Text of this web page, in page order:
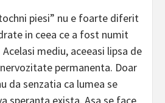
piesi” nu e foarte diferit
in ceea ce a fost numit
mediu, aceeasi lipsa de
permanenta. Doar
da senzatia ca lumea se
speranta exista. Asa se face